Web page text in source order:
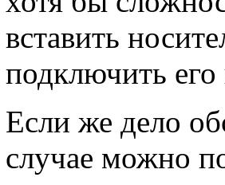
вставить
подключить
Если же дело
случае можно